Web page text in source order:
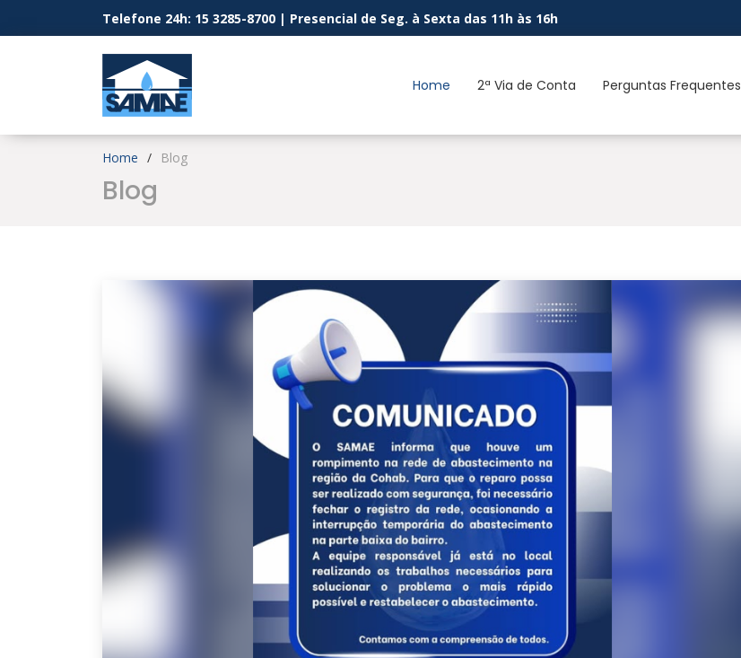
Telefone 24h: 15 3285-8700 | Presencial de Seg. à Sexta das 11h às 16h
Home 2ª Via de Conta Perguntas Frequentes
Home Blog
Blog